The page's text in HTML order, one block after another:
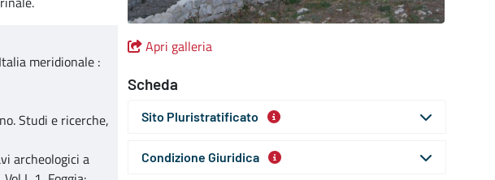
meridionale :
Studi e ricerche,
archeologici a
Apri galleria
Scheda
Sito Pluristratificato
Condizione Giuridica